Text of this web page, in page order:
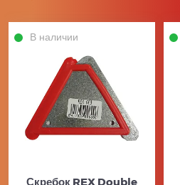
В наличии
Скребок REX Double